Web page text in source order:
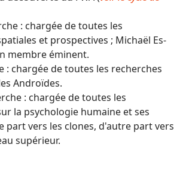
: chargée de toutes les
et prospectives ; Michaël Es-
membre éminent.
: chargée de toutes les recherches
Androïdes.
: chargée de toutes les
la psychologie humaine et ses
part vers les clones, d'autre part vers
supérieur.